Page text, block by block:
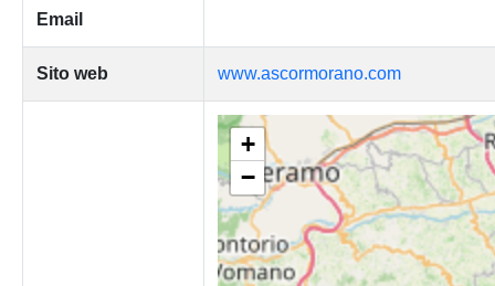
Email
Sito web www.ascormorano.com
+
−